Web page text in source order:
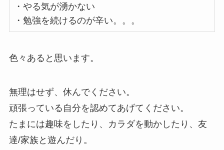
・やる気が湧かない
・勉強を続けるのが辛い。。。
色々あると思います。
無理はせず、休んでください。
頑張っている自分を認めてあげてください。
たまには趣味をしたり、カラダを動かしたり、友
達/家族と遊んだり。